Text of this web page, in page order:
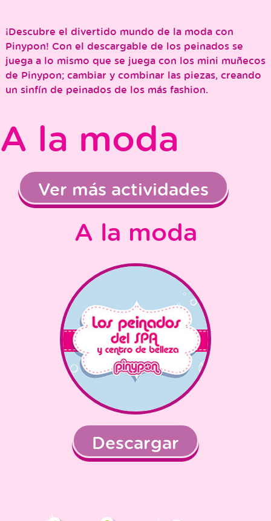
¡Descubre el divertido mundo de la moda con
Pinypon! Con el descargable de los peinados se
juega a lo mismo que se juega con los mini muñecos
de Pinypon; cambiar y combinar las piezas, creando
un sinfín de peinados de los más fashion.
A la moda
Ver más actividades
A la moda
Descargar